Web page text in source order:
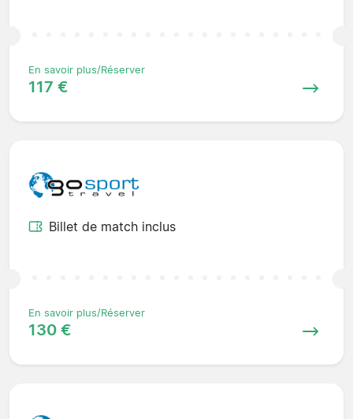
En savoir plus/Réserver
117 €
Billet de match inclus
En savoir plus/Réserver
130 €